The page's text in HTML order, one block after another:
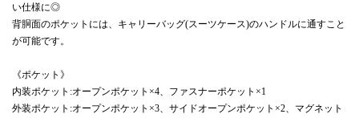
い仕様に◎
背胴面のポケットには、キャリーバッグ(スーツケース)のハンドルに通すこと
が可能です。
《ポケット》
内装ポケット:オープンポケット×4、ファスナーポケット×1
外装ポケット:オープンポケット×3、サイドオープンポケット×2、マグネット